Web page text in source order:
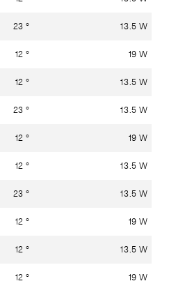
9011
23 ° 13.5 W
9011
12 ° 19 W
9016
12 ° 13.5 W
9016
23 ° 13.5 W
9016
12 ° 19 W
9011
12 ° 13.5 W
9011
23 ° 13.5 W
9011
12 ° 19 W
9016
12 ° 13.5 W
9016
12 ° 19 W